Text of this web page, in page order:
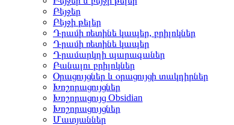
Բեյջեր
Բեյջի թելեր
Դրամի ռետինե կապեր, բրիլոկներ
Դրամի ռետինե կապեր
Դրամարկղի պարագաներ
Բանալու բրիլոկներ
Օրացույցներ և օրացույցի տակդիրներ
Խոշորացույցներ
Խոշորացույց Obsidian
Խոշորացույցներ
Մատյաններ